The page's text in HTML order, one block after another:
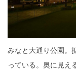
みなと大通り公園。
っている。奥に見え